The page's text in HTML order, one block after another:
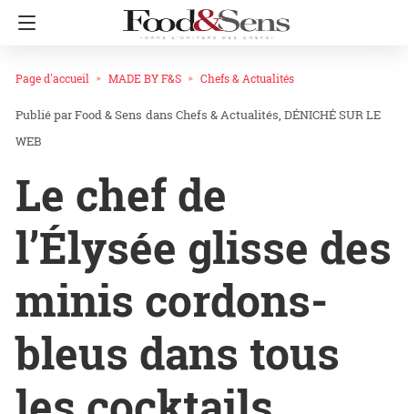
Page d'accueil MADE BY F&S Chefs & Actualités
Food & Sens dans Chefs & Actualités DÉNICHÉ SUR LE
WEB
Le chef de
l’Élysée glisse des
minis cordons-
bleus dans tous